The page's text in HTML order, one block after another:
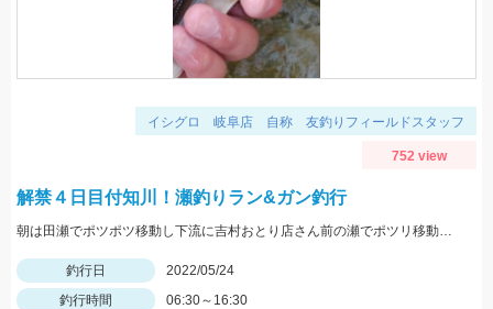
イシグロ 岐阜店 自称 友釣りフィールドスタッフ
752 view
解禁４日目付知川！瀬釣りラン&ガン釣行
朝は田瀬でポツポツ移動し下流に吉村おとり店さん前の瀬でポツリ移動し上流いなりはし下流の瀬の中でポツポツσ(^_^;)
釣行日
2022/05/24
釣行時間
06:30～16:30